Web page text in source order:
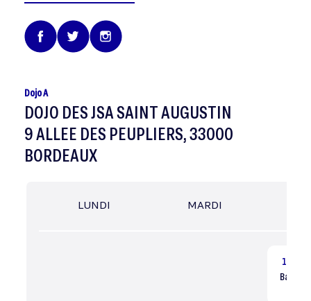
Dojo A
DOJO DES JSA SAINT AUGUSTIN
9 ALLEE DES PEUPLIERS, 33000
BORDEAUX
LUNDI MARDI
13:30
Baby